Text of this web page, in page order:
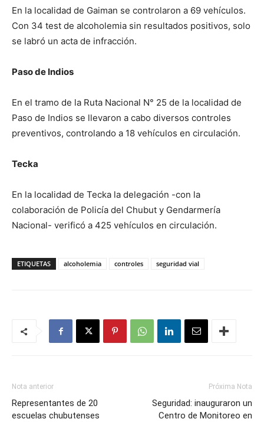
En la localidad de Gaiman se controlaron a 69 vehículos.
Con 34 test de alcoholemia sin resultados positivos, solo
se labró un acta de infracción.
Paso de Indios
En el tramo de la Ruta Nacional N° 25 de la localidad de
Paso de Indios se llevaron a cabo diversos controles
preventivos, controlando a 18 vehículos en circulación.
Tecka
En la localidad de Tecka la delegación -con la
colaboración de Policía del Chubut y Gendarmería
Nacional- verificó a 425 vehículos en circulación.
ETIQUETAS alcoholemia controles seguridad vial
Nota anterior
Representantes de 20
escuelas chubutenses
Próxima Nota
Seguridad: inauguraron un
Centro de Monitoreo en